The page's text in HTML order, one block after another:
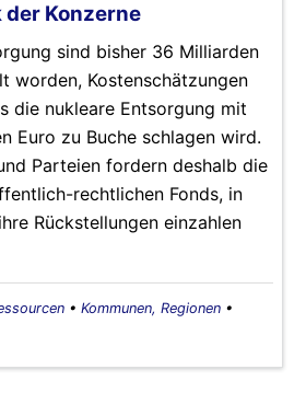
Konzerne
sind bisher 36 Milliarden
worden, Kostenschätzungen
die nukleare Entsorgung mit
Euro zu Buche schlagen wird.
Parteien fordern deshalb die
rechtlichen Fonds, in
Rückstellungen einzahlen
• Kommunen, Regionen •